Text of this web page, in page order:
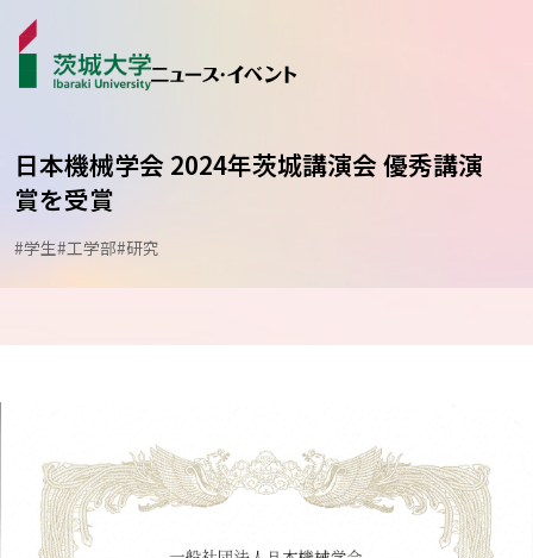
受賞･表彰
コラム･特集
日本機械学会 2024年茨城講演会 優秀講演
賞を受賞
#学生#工学部#研究